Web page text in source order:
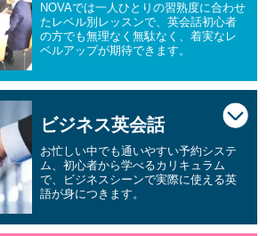
NOVAでは一人ひとりの習熟度に合わせ
たレベル別レッスンで、英会話初心者
の方でも無理なく無駄なく、着実なレ
ベルアップが期待できます。
ビジネス英会話
お忙しい中でも通いやすい予約システ
ム、初心者から学べるカリキュラム
で、ビジネスシーンで実際に使える英
語が身につきます。